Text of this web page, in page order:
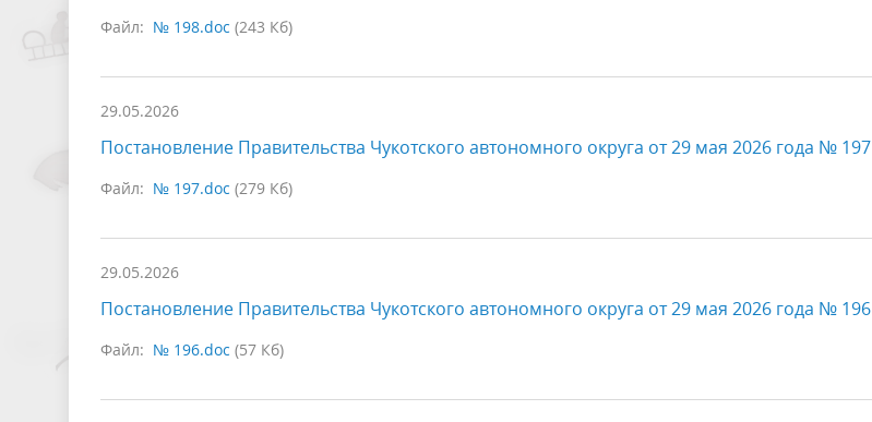
Файл: № 198.doc (243 Кб)
29.05.2026
Постановление Правительства Чукотского автономного округа от 29 мая 2026 года № 197
Файл: № 197.doc (279 Кб)
29.05.2026
Постановление Правительства Чукотского автономного округа от 29 мая 2026 года № 196
Файл: № 196.doc (57 Кб)